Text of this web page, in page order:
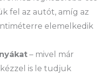
fel az autót, amíg az
elemelkedik
– mivel már
is le tudjuk